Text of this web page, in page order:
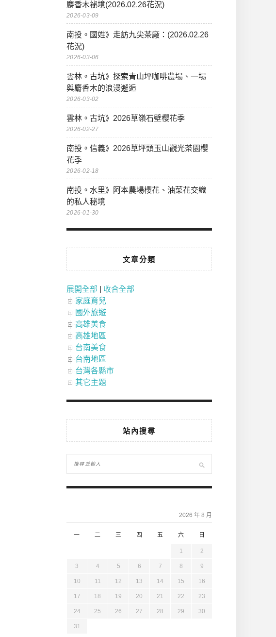
麝香木祕境(2026.02.26花況)
2026-03-09
南投。國姓》走訪九尖茶廠：(2026.02.26
花況)
2026-03-06
雲林。古坑》探索青山坪咖啡農場、一場
與麝香木的浪漫邂逅
2026-03-02
雲林。古坑》2026草嶺石壁櫻花季
2026-02-27
南投。信義》2026草坪頭玉山觀光茶園櫻
花季
2026-02-18
南投。水里》阿本農場櫻花、油菜花交織
的私人秘境
2026-01-30
文章分類
展開全部
收合全部
家庭育兒
國外旅遊
高雄美食
高雄地區
台南美食
台南地區
台灣各縣市
其它主題
站內搜尋
2026 年 8 月
一 二 三 四 五 六 日
1 2
3 4 5 6 7 8 9
10 11 12 13 14 15 16
17 18 19 20 21 22 23
24 25 26 27 28 29 30
31